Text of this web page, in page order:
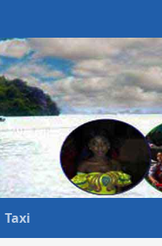
Taxi